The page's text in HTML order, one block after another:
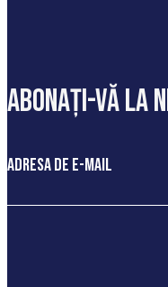
abonați-vă la
Adresa de e-mail